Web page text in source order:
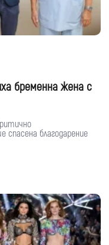
бременна жена с
благодарение